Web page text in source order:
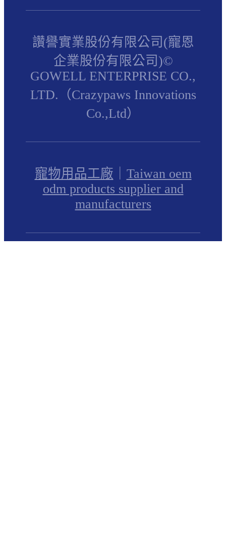
讚譽實業股份有限公司(寵恩
企業股份有限公司)©
GOWELL ENTERPRISE CO.,
LTD.（Crazypaws Innovations
Co.,Ltd）
寵物用品工廠
Taiwan oem
odm products supplier and
manufacturers